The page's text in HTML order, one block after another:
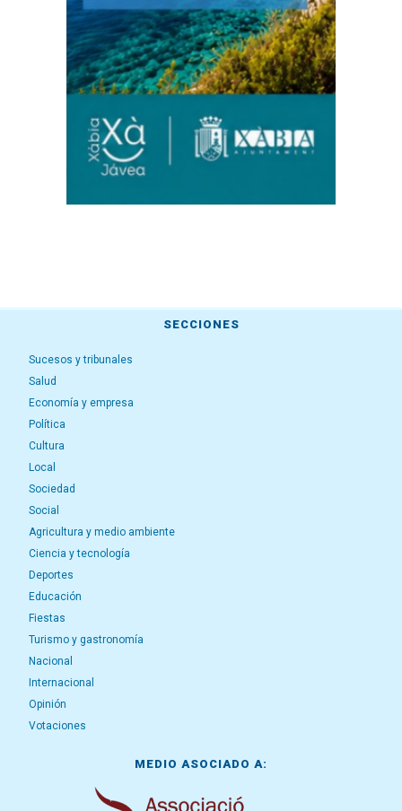
SECCIONES
Sucesos y tribunales
Salud
Economía y empresa
Política
Cultura
Local
Sociedad
Social
Agricultura y medio ambiente
Ciencia y tecnología
Deportes
Educación
Fiestas
Turismo y gastronomía
Nacional
Internacional
Opinión
Votaciones
MEDIO ASOCIADO A: